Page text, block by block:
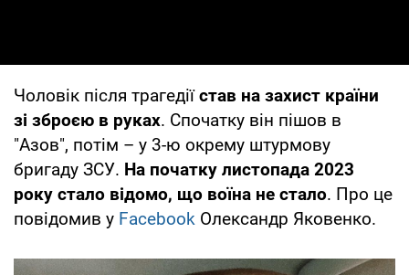
Чоловік після трагедіїстав на захист країни
зі зброєю в руках. Спочатку він пішов в
"Азов", потім – у 3-ю окрему штурмову
бригаду ЗСУ. На початку листопада 2023
року стало відомо, що воїна не стало. Про це
повідомив у Facebook Олександр Яковенко.